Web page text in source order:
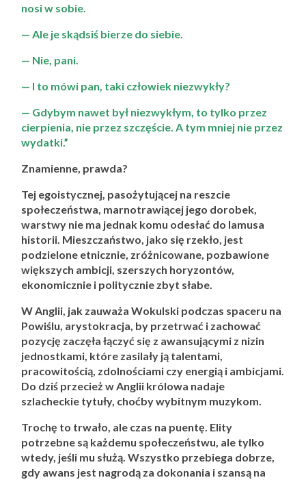
nosi w sobie.
— Ale je skądsiś bierze do siebie.
— Nie, pani.
— I to mówi pan, taki człowiek niezwykły?
— Gdybym nawet był niezwykłym, to tylko przez
cierpienia, nie przez szczęście. A tym mniej nie przez
wydatki.”
Znamienne, prawda?
Tej egoistycznej, pasożytującej na reszcie
społeczeństwa, marnotrawiącej jego dorobek,
warstwy nie ma jednak komu odesłać do lamusa
historii. Mieszczaństwo, jako się rzekło, jest
podzielone etnicznie, zróżnicowane, pozbawione
większych ambicji, szerszych horyzontów,
ekonomicznie i politycznie zbyt słabe.
W Anglii, jak zauważa Wokulski podczas spaceru na
Powiślu, arystokracja, by przetrwać i zachować
pozycję zaczęła łączyć się z awansującymi z nizin
jednostkami, które zasilały ją talentami,
pracowitością, zdolnościami czy energią i ambicjami.
Do dziś przecież w Anglii królowa nadaje
szlacheckie tytuły, choćby wybitnym muzykom.
Trochę to trwało, ale czas na puentę. Elity
potrzebne są każdemu społeczeństwu, ale tylko
wtedy, jeśli mu służą. Wszystko przebiega dobrze,
gdy awans jest nagrodą za dokonania i szansą na